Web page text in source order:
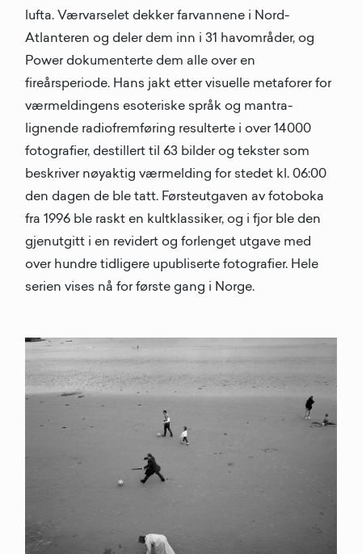
lufta. Værvarselet dekker farvannene i Nord-
Atlanteren og deler dem inn i 31 havområder, og
Power dokumenterte dem alle over en
fireårsperiode. Hans jakt etter visuelle metaforer for
værmeldingens esoteriske språk og mantra-
lignende radiofremføring resulterte i over 14000
fotografier, destillert til 63 bilder og tekster som
beskriver nøyaktig værmelding for stedet kl. 06:00
den dagen de ble tatt. Førsteutgaven av fotoboka
fra 1996 ble raskt en kultklassiker, og i fjor ble den
gjenutgitt i en revidert og forlenget utgave med
over hundre tidligere upubliserte fotografier. Hele
serien vises nå for første gang i Norge.